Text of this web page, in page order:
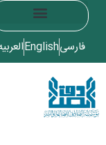
فارسیEnglish